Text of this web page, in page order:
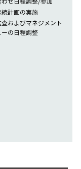
計画の実施
査およびマネジメント
ーの日程調整